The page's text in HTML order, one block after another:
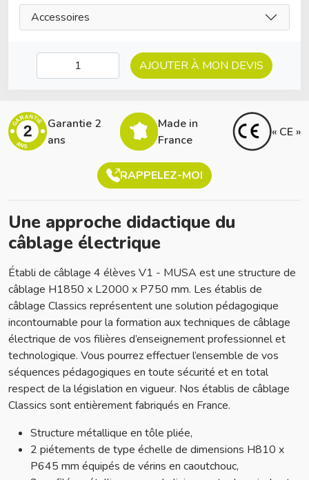
Accessoires
AJOUTER À MON DEVIS
2
GARANTIE
ANS
Garantie 2
ans
Made in
France
« CE »
RAPPELEZ-MOI
Une approche didactique du
câblage électrique
Établi de câblage 4 élèves V1 - MUSA est une structure de
câblage H1850 x L2000 x P750 mm. Les établis de
câblage Classics représentent une solution pédagogique
incontournable pour la formation aux techniques de câblage
électrique de vos filières d’enseignement professionnel et
technologique. Vous pourrez effectuer l’ensemble de vos
séquences pédagogiques en toute sécurité et en total
respect de la législation en vigueur. Nos établis de câblage
Classics sont entièrement fabriqués en France.
Structure métallique en tôle pliée,
2 piétements de type échelle de dimensions H810 x
P645 mm équipés de vérins en caoutchouc,